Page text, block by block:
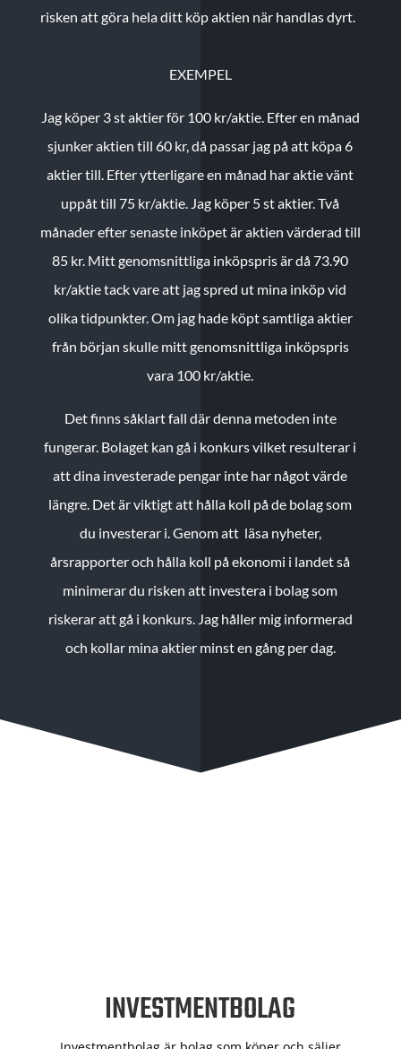
risken att göra hela ditt köp aktien när handlas dyrt.
EXEMPEL
Jag köper 3 st aktier för 100 kr/aktie. Efter en månad
sjunker aktien till 60 kr, då passar jag på att köpa 6
aktier till. Efter ytterligare en månad har aktie vänt
uppåt till 75 kr/aktie. Jag köper 5 st aktier.Två
månader efter senaste inköpet är aktien värderad till
85 kr. Mitt genomsnittliga inköpspris är då 73.90
kr/aktie tack vare att jag spred ut mina inköp vid
olika tidpunkter. Om jag hade köpt samtliga aktier
från början skulle mitt genomsnittliga inköpspris
vara 100 kr/aktie.
Det finns såklart fall där denna metoden inte
fungerar. Bolaget kan gå i konkurs vilket resulterar i
att dina investerade pengar inte har något värde
längre. Det är viktigt att hålla koll på de bolag som
du investerar i. Genom att läsa nyheter,
årsrapporter och hålla koll på ekonomi i landet så
minimerar du risken att investera i bolag som
riskerar att gå i konkurs. Jag håller mig informerad
och kollar mina aktier minst en gång per dag.
INVESTMENTBOLAG